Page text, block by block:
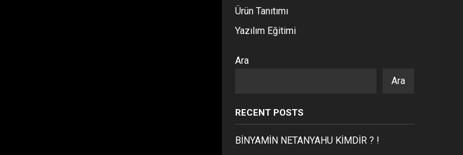
Ürün Tanıtımı
Yazılım Eğitimi
Ara
Ara
RECENT POSTS
BİNYAMİN NETANYAHU KİMDİR ? !